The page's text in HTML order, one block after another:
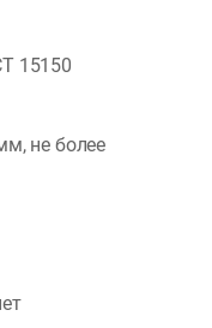
15150
не более